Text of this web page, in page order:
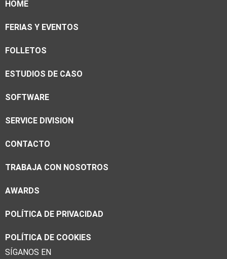
HOME
FERIAS Y EVENTOS
FOLLETOS
ESTUDIOS DE CASO
SOFTWARE
SERVICE DIVISION
CONTACTO
TRABAJA CON NOSOTROS
AWARDS
POLÍTICA DE PRIVACIDAD
POLÍTICA DE COOKIES
SÍGANOS EN